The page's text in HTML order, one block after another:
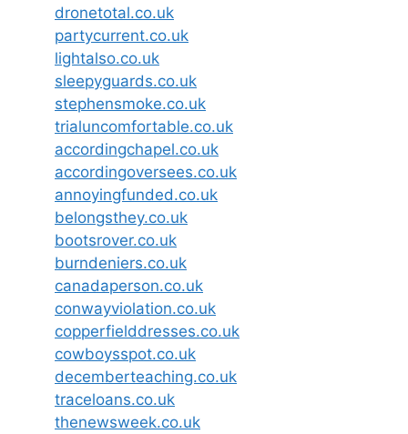
dronetotal.co.uk
partycurrent.co.uk
lightalso.co.uk
sleepyguards.co.uk
stephensmoke.co.uk
trialuncomfortable.co.uk
accordingchapel.co.uk
accordingoversees.co.uk
annoyingfunded.co.uk
belongsthey.co.uk
bootsrover.co.uk
burndeniers.co.uk
canadaperson.co.uk
conwayviolation.co.uk
copperfielddresses.co.uk
cowboysspot.co.uk
decemberteaching.co.uk
traceloans.co.uk
thenewsweek.co.uk